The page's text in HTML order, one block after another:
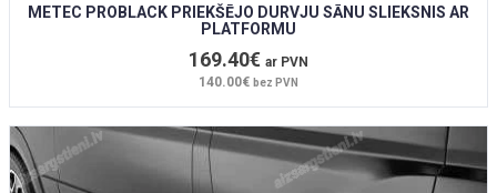
METEC PROBLACK PRIEKŠĒJO DURVJU SĀNU SLIEKSNIS AR
PLATFORMU
169.40€ ar PVN
140.00€ bez PVN